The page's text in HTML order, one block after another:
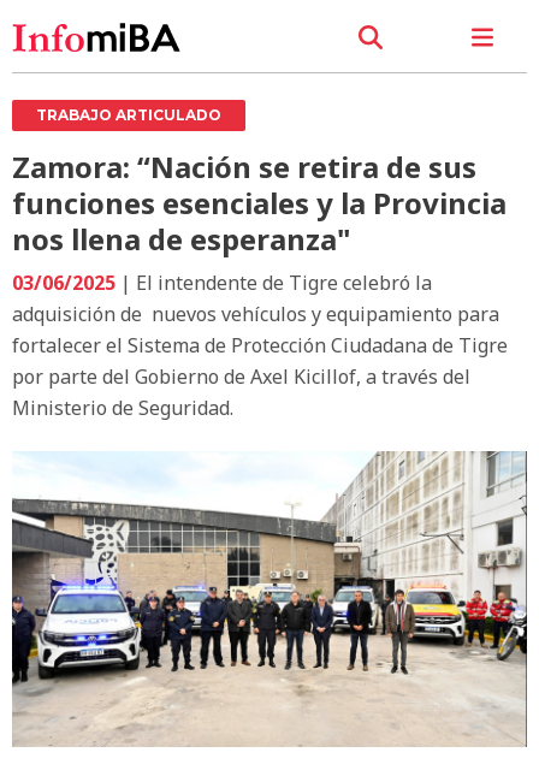
TRABAJO ARTICULADO
Zamora: “Nación se retira de sus
funciones esenciales y la Provincia
nos llena de esperanza"
03/06/2025 | El intendente de Tigre celebró la
adquisición de nuevos vehículos y equipamiento para
fortalecer el Sistema de Protección Ciudadana de Tigre
por parte del Gobierno de Axel Kicillof, a través del
Ministerio de Seguridad.